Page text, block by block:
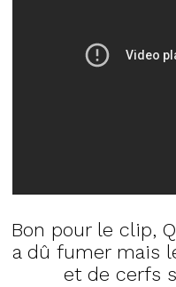
Bon pour le clip,
a dû fumer mais
et de cerfs